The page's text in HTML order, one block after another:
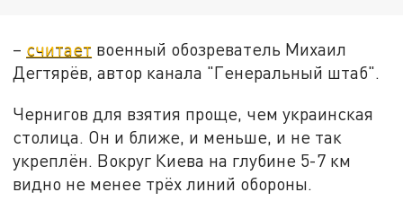
– считает военный обозреватель Михаил
Дегтярёв, автор канала "Генеральный штаб".
Чернигов для взятия проще, чем украинская
столица. Он и ближе, и меньше, и не так
укреплён. Вокруг Киева на глубине 5-7 км
видно не менее трёх линий обороны.